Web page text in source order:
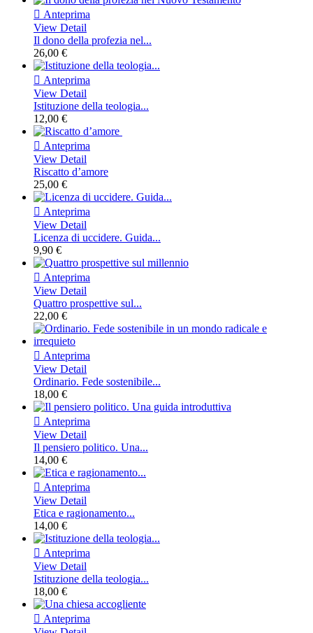
 Anteprima
View Detail
Il dono della profezia nel...
26,00 €
 Anteprima
View Detail
Istituzione della teologia...
12,00 €
 Anteprima
View Detail
Riscatto d’amore
25,00 €
 Anteprima
View Detail
Licenza di uccidere. Guida...
9,90 €
 Anteprima
View Detail
Quattro prospettive sul...
22,00 €
 Anteprima
View Detail
Ordinario. Fede sostenibile...
18,00 €
 Anteprima
View Detail
Il pensiero politico. Una...
14,00 €
 Anteprima
View Detail
Etica e ragionamento...
14,00 €
 Anteprima
View Detail
Istituzione della teologia...
18,00 €
 Anteprima